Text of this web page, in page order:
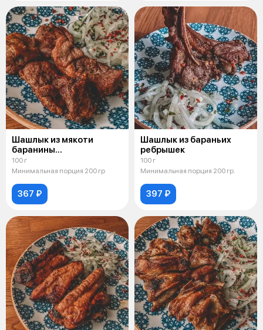
Шашлык из мякоти
баранины
в классическом
маринаде
100 г
Минимальная порция 200 гр
367 ₽
Шашлык из бараньих
ребрышек
100 г
Минимальная порция 200 гр.
397 ₽